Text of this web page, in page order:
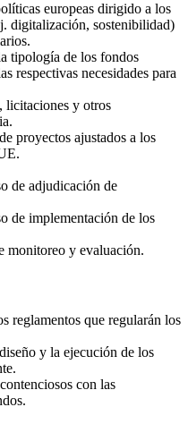
europeas dirigido a los
digitalización, sostenibilidad)
tipología de los fondos
respectivas necesidades para
licitaciones y otros
proyectos ajustados a los
de adjudicación de
de implementación de los
monitoreo y evaluación.
reglamentos que regularán los
y la ejecución de los
con las